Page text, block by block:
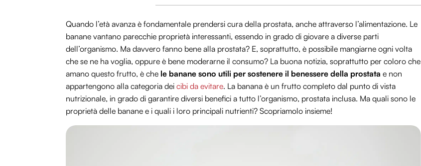
Quando l’età avanza è fondamentale prendersi cura della prostata, anche attraverso l’alimentazione. Le
banane vantano parecchie proprietà interessanti, essendo in grado di giovare a diverse parti
dell’organismo. Ma davvero fanno bene alla prostata? E, soprattutto, è possibile mangiarne ogni volta
che se ne ha voglia, oppure è bene moderarne il consumo? La buona notizia, soprattutto per coloro che
amano questo frutto, è che le banane sono utili per sostenere il benessere della prostata e non
appartengono alla categoria dei cibi da evitare. La banana è un frutto completo dal punto di vista
nutrizionale, in grado di garantire diversi benefici a tutto l’organismo, prostata inclusa. Ma quali sono le
proprietà delle banane e i quali i loro principali nutrienti? Scopriamolo insieme!